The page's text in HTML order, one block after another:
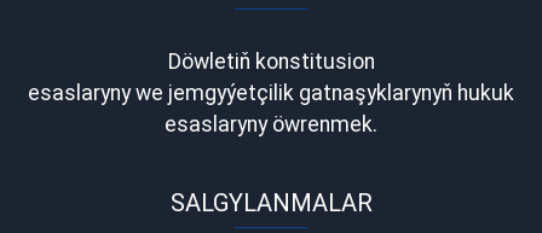
Döwletiň konstitusion
esaslaryny we jemgyýetçilik gatnaşyklarynyň hukuk
esaslaryny öwrenmek.
SALGYLANMALAR